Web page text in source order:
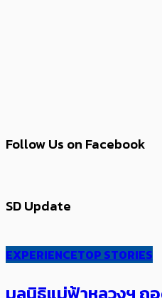
Follow Us on Facebook
SD Update
EXPERIENCETOP STORIES